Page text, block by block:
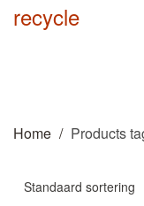
recycle
Home Products